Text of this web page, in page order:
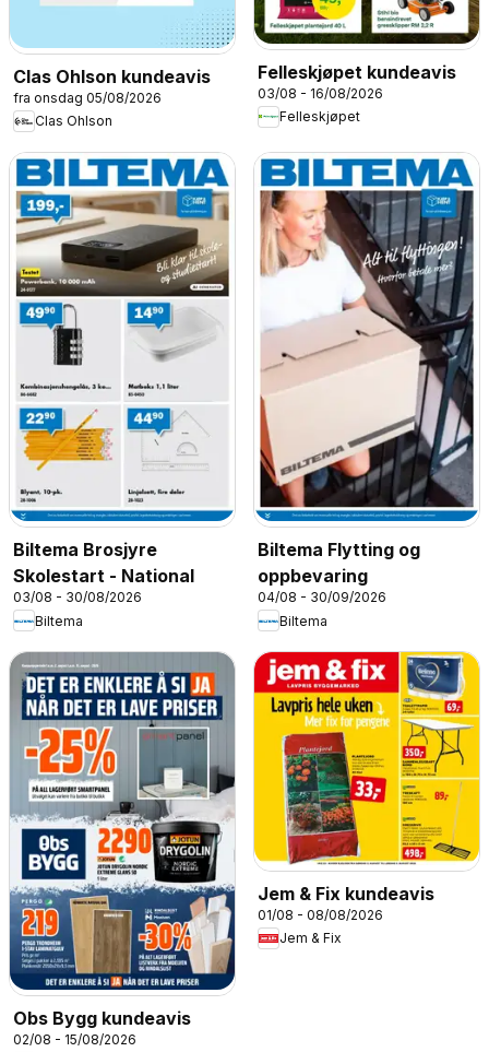
Clas Ohlson kundeavis
fra onsdag 05/08/2026
Clas Ohlson
Felleskjøpet kundeavis
03/08 - 16/08/2026
Felleskjøpet
Biltema Brosjyre
Skolestart - National
03/08 - 30/08/2026
Biltema
Biltema Flytting og
oppbevaring
04/08 - 30/09/2026
Biltema
Obs Bygg kundeavis
02/08 - 15/08/2026
Jem & Fix kundeavis
01/08 - 08/08/2026
Jem & Fix